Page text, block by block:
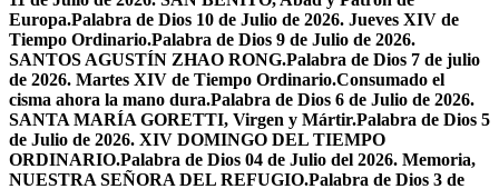
Europa.Palabra de Dios 10 de Julio de 2026. Jueves XIV de
Tiempo Ordinario.Palabra de Dios 9 de Julio de 2026.
SANTOS AGUSTÍN ZHAO RONG.Palabra de Dios 7 de julio
de 2026. Martes XIV de Tiempo Ordinario.Consumado el
cisma ahora la mano dura.Palabra de Dios 6 de Julio de 2026.
SANTA MARÍA GORETTI, Virgen y Mártir.Palabra de Dios 5
de Julio de 2026. XIV DOMINGO DEL TIEMPO
ORDINARIO.Palabra de Dios 04 de Julio del 2026. Memoria,
NUESTRA SEÑORA DEL REFUGIO.Palabra de Dios 3 de